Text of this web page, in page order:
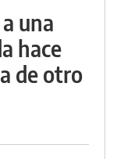
una
hace
de otro